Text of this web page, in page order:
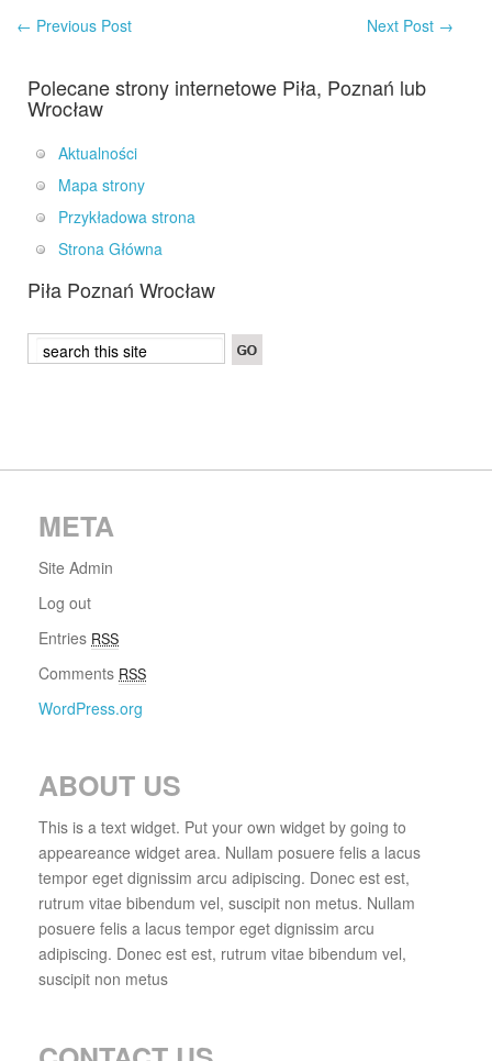
← Previous Post Next Post →
Polecane strony internetowe Piła, Poznań lub
Wrocław
Aktualności
Mapa strony
Przykładowa strona
Strona Główna
Piła Poznań Wrocław
META
Site Admin
Log out
Entries RSS
Comments RSS
WordPress.org
ABOUT US
This is a text widget. Put your own widget by going to
appeareance widget area. Nullam posuere felis a lacus
tempor eget dignissim arcu adipiscing. Donec est est,
rutrum vitae bibendum vel, suscipit non metus. Nullam
posuere felis a lacus tempor eget dignissim arcu
adipiscing. Donec est est, rutrum vitae bibendum vel,
suscipit non metus